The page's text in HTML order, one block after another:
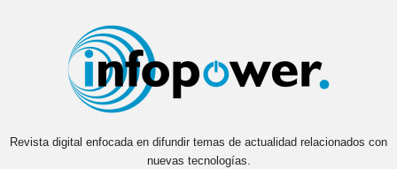
Revista digital enfocada en difundir temas de actualidad relacionados con
nuevas tecnologías.